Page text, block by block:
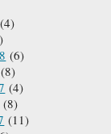
(4)
(6)
(8)
(4)
(8)
(11)